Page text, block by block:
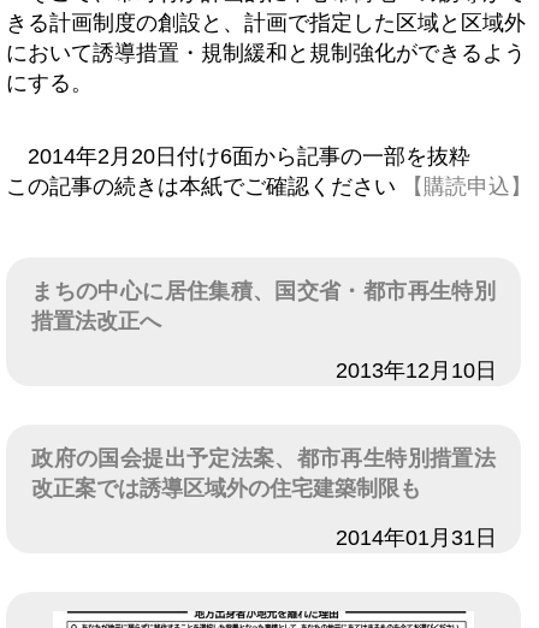
きる計画制度の創設と、計画で指定した区域と区域外
において誘導措置・規制緩和と規制強化ができるよう
にする。
2014年2月20日付け6面から記事の一部を抜粋
この記事の続きは本紙でご確認ください
【購読申込】
まちの中心に居住集積、国交省・都市再生特別
措置法改正へ
2013年12月10日
政府の国会提出予定法案、都市再生特別措置法
改正案では誘導区域外の住宅建築制限も
2014年01月31日